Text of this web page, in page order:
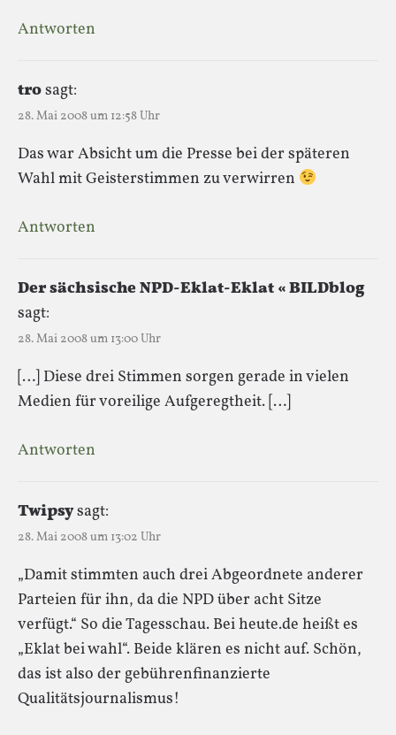
Antworten
trosagt:
28. Mai 2008 um 12:58 Uhr
Das war Absicht um die Presse bei der späteren
Wahl mit Geisterstimmen zu verwirren
Antworten
Der sächsische NPD-Eklat-Eklat « BILDblog
sagt:
28. Mai 2008 um 13:00 Uhr
[…] Diese drei Stimmen sorgen gerade in vielen
Medien für voreilige Aufgeregtheit. […]
Antworten
Twipsysagt:
28. Mai 2008 um 13:02 Uhr
„Damit stimmten auch drei Abgeordnete anderer
Parteien für ihn, da die NPD über acht Sitze
verfügt.“ So die Tagesschau. Bei heute.de heißt es
„Eklat bei wahl“. Beide klären es nicht auf. Schön,
das ist also der gebührenfinanzierte
Qualitätsjournalismus!